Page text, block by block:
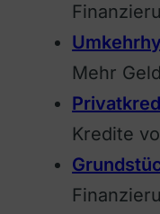
Mehr
Kredite